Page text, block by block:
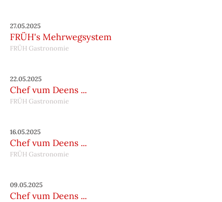
27.05.2025
FRÜH's Mehrwegsystem
FRÜH Gastronomie
22.05.2025
Chef vum Deens ...
FRÜH Gastronomie
16.05.2025
Chef vum Deens ...
FRÜH Gastronomie
09.05.2025
Chef vum Deens ...